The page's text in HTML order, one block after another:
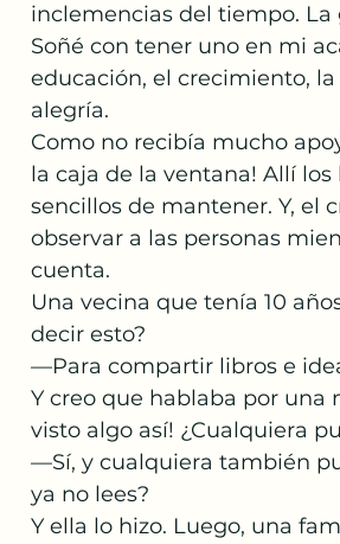
inclemencias del tiempo. La
Soñé con tener uno en mi
educación, el crecimiento,
alegría.
Como no recibía mucho
la caja de la ventana! Allí
sencillos de mantener. Y, el
observar a las personas
cuenta.
Una vecina que tenía 10
decir esto?
—Para compartir libros e
Y creo que hablaba por una
visto algo así! ¿Cualquiera
—Sí, y cualquiera también
ya no lees?
Y ella lo hizo. Luego, una